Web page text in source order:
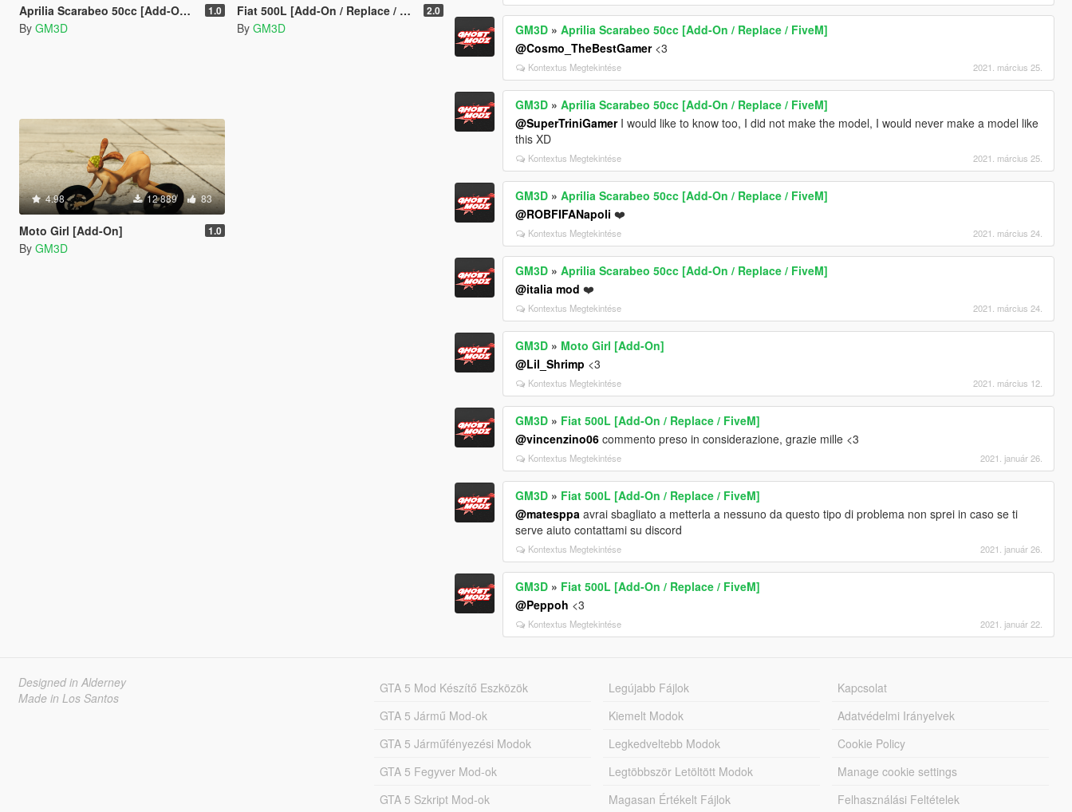
Aprilia Scarabeo 50cc [Add-On / Replace / FiveM] 1.0
By GM3D
Fiat 500L [Add-On / Replace / FiveM] 2.0
By GM3D
4.98 12 889 83
Moto Girl [Add-On] 1.0
By GM3D
GM3D »Aprilia Scarabeo 50cc [Add-On / Replace / FiveM]
@Cosmo_TheBestGamer<3
Kontextus Megtekintése 2021. március 25.
GM3D »Aprilia Scarabeo 50cc [Add-On / Replace / FiveM]
@SuperTriniGamerI would like to know too, I did not make the model, I would never make a model like
this XD
Kontextus Megtekintése 2021. március 25.
GM3D »Aprilia Scarabeo 50cc [Add-On / Replace / FiveM]
@ROBFIFANapoli ❤️
Kontextus Megtekintése 2021. március 24.
GM3D »Aprilia Scarabeo 50cc [Add-On / Replace / FiveM]
@italia mod ❤️
Kontextus Megtekintése 2021. március 24.
GM3D » Moto Girl [Add-On]
@Lil_Shrimp <3
Kontextus Megtekintése 2021. március 12.
GM3D » Fiat 500L [Add-On / Replace / FiveM]
@vincenzino06 commento preso in considerazione, grazie mille <3
Kontextus Megtekintése 2021. január 26.
GM3D » Fiat 500L [Add-On / Replace / FiveM]
@matesppa avrai sbagliato a metterla a nessuno da questo tipo di problema non sprei in caso se ti
serve aiuto contattami su discord
Kontextus Megtekintése 2021. január 26.
GM3D » Fiat 500L [Add-On / Replace / FiveM]
@Peppoh <3
Kontextus Megtekintése 2021. január 22.
Designed in Alderney
Made in Los Santos
GTA 5 Mod Készítő Eszközök
GTA 5 Jármű Mod-ok
GTA 5 Járműfényezési Modok
GTA 5 Fegyver Mod-ok
GTA 5 Szkript Mod-ok
Legújabb Fájlok
Kiemelt Modok
Legkedveltebb Modok
Legtöbbször Letöltött Modok
Magasan Értékelt Fájlok
Kapcsolat
Adatvédelmi Irányelvek
Cookie Policy
Manage cookie settings
Felhasználási Feltételek